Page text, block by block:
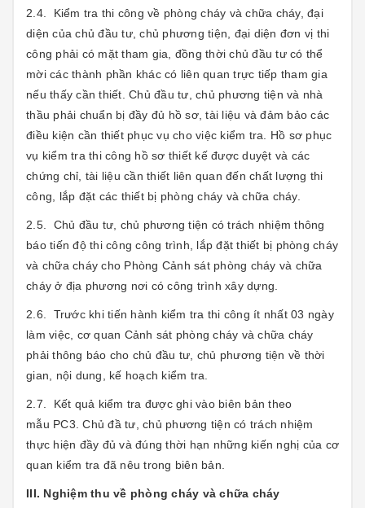
2.4. Kiểm tra thi công về phòng cháy và chữa cháy, đại
diện của chủ đầu tư, chủ phương tiện, đại diện đơn vị thi
công phải có mặt tham gia, đồng thời chủ đầu tư có thể
mời các thành phần khác có liên quan trực tiếp tham gia
nếu thấy cần thiết. Chủ đầu tư, chủ phương tiện và nhà
thầu phải chuẩn bị đầy đủ hồ sơ, tài liệu và đảm bảo các
điều kiện cần thiết phục vụ cho việc kiểm tra. Hồ sơ phục
vụ kiểm tra thi công hồ sơ thiết kế được duyệt và các
chứng chỉ, tài liệu cần thiết liên quan đến chất lượng thi
công, lắp đặt các thiết bị phòng cháy và chữa cháy.
2.5. Chủ đầu tư, chủ phương tiện có trách nhiệm thông
báo tiến độ thi công công trình, lắp đặt thiết bị phòng cháy
và chữa cháy cho Phòng Cảnh sát phòng cháy và chữa
cháy ở địa phương nơi có công trình xây dựng.
2.6. Trước khi tiến hành kiểm tra thi công ít nhất 03 ngày
làm việc, cơ quan Cảnh sát phòng cháy và chữa cháy
phải thông báo cho chủ đầu tư, chủ phương tiện về thời
gian, nội dung, kế hoạch kiểm tra.
2.7. Kết quả kiểm tra được ghi vào biên bản theo
mẫu PC3. Chủ đầ tư, chủ phương tiện có trách nhiệm
thực hiện đầy đủ và đúng thời hạn những kiến nghị của cơ
quan kiểm tra đã nêu trong biên bản.
III. Nghiệm thu về phòng cháy và chữa cháy